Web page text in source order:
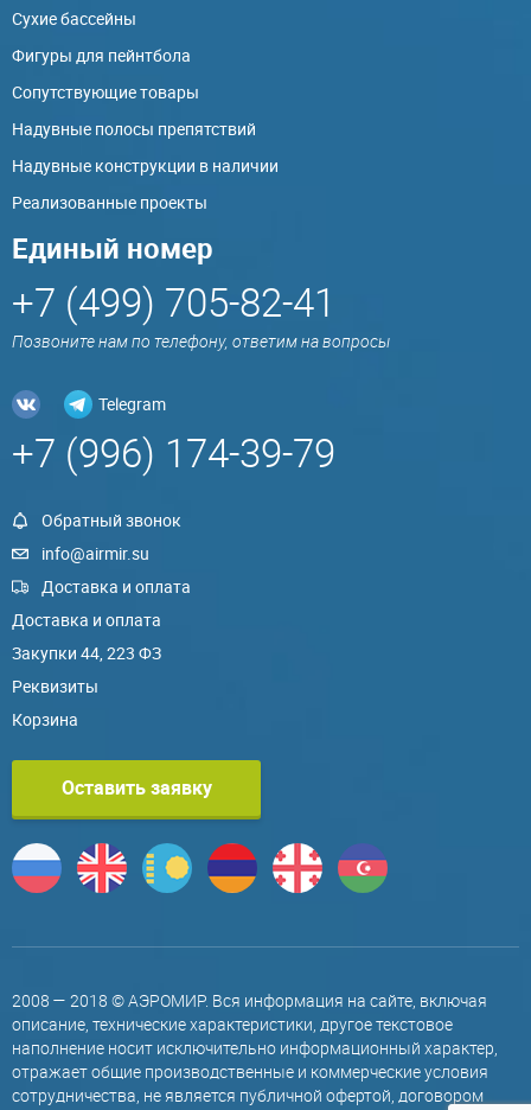
Сухие бассейны
Фигуры для пейнтбола
Сопутствующие товары
Надувные полосы препятствий
Надувные конструкции в наличии
Реализованные проекты
Единый номер
+7 (499) 705-82-41
Позвоните нам по телефону, ответим на вопросы
Telegram
+7 (996) 174-39-79
Обратный звонок
info@airmir.su
Доставка и оплата
Доставка и оплата
Закупки 44, 223 ФЗ
Реквизиты
Корзина
Оставить заявку
2008 — 2018 © АЭРОМИР. Вся информация на сайте, включая
описание, технические характеристики, другое текстовое
наполнение носит исключительно информационный характер,
отражает общие производственные и коммерческие условия
сотрудничества, не является публичной офертой, договором